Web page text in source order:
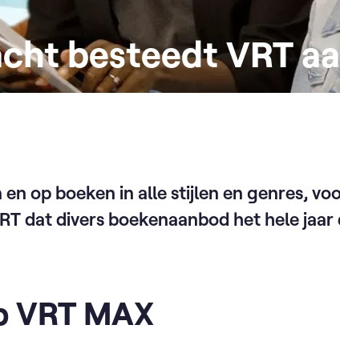
besteedt VRT
en op boeken in alle stijlen en genres,
dat divers boekenaanbod het hele jaar
VRT MAX